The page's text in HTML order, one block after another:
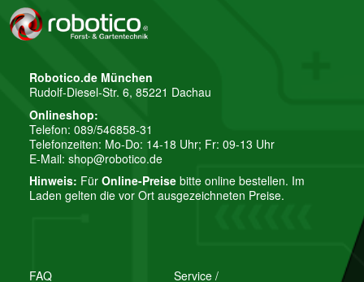
FAQ
Service /
Robotico.de München
Rudolf-Diesel-Str. 6, 85221 Dachau
Onlineshop:
Telefon: 089/546858-31
Telefonzeiten: Mo-Do: 14-18 Uhr; Fr: 09-13 Uhr
E-Mail: shop@robotico.de
Hinweis: Für Online-Preise bitte online bestellen. Im
Laden gelten die vor Ort ausgezeichneten Preise.